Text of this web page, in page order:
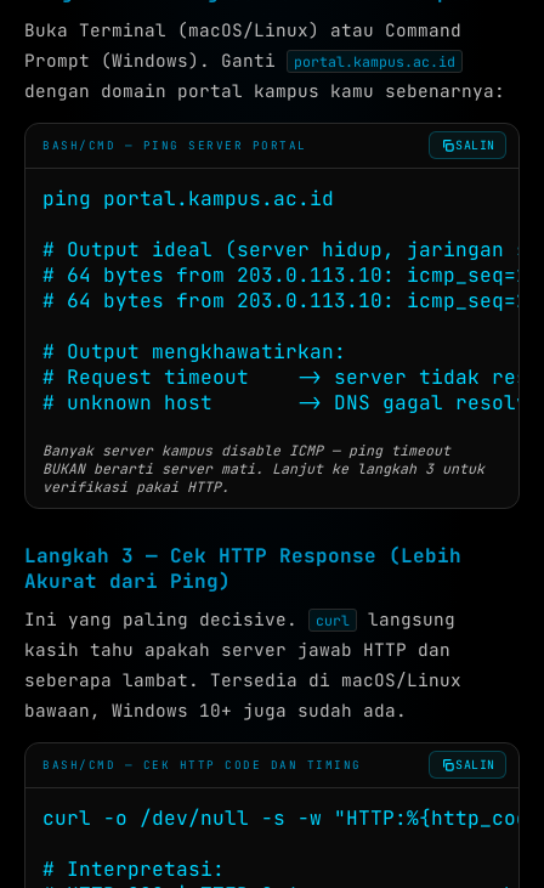
Buka Terminal (macOS/Linux) atau Command
Prompt (Windows). Ganti
portal.kampus.ac.id
dengan domain portal kampus kamu sebenarnya:
BASH/CMD — PING SERVER PORTAL SALIN
ping portal.kampus.ac.id
# Output ideal (server hidup, jaringan
# 64 bytes from 203.0.113.10:
# 64 bytes from 203.0.113.10:
# Output mengkhawatirkan:
# Request timeout    -> server tidak
# unknown host       -> DNS gagal
Banyak server kampus disable ICMP — ping timeout
BUKAN berarti server mati. Lanjut ke langkah 3 untuk
verifikasi pakai HTTP.
Langkah 3 — Cek HTTP Response (Lebih
Akurat dari Ping)
Ini yang paling decisive. curl
langsung
kasih tahu apakah server jawab HTTP dan
seberapa lambat. Tersedia di macOS/Linux
bawaan, Windows 10+ juga sudah ada.
BASH/CMD — CEK HTTP CODE DAN TIMING SALIN
curl -o /dev/null -s -w
# Interpretasi: